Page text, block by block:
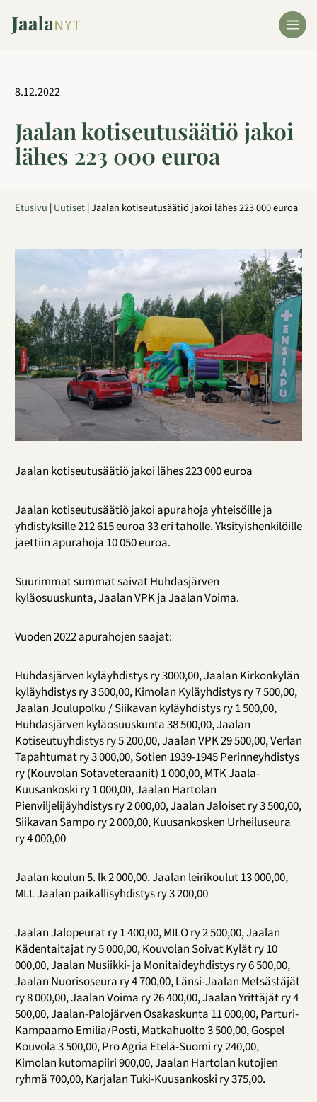
sisältöön
8.12.2022
Jaalan kotiseutusäätiö jakoi
lähes 223 000 euroa
Etusivu|Uutiset|Jaalan kotiseutusäätiö jakoi lähes 223 000 euroa
Jaalan kotiseutusäätiö jakoi lähes 223 000 euroa
Jaalan kotiseutusäätiö jakoi apurahoja yhteisöille ja
yhdistyksille 212 615 euroa 33 eri taholle. Yksityishenkilöille
jaettiin apurahoja 10 050 euroa.
Suurimmat summat saivat Huhdasjärven
kyläosuuskunta, Jaalan VPK ja Jaalan Voima.
Vuoden 2022 apurahojen saajat:
Huhdasjärven kyläyhdistys ry 3000,00, Jaalan Kirkonkylän
kyläyhdistys ry 3 500,00, Kimolan Kyläyhdistys ry 7 500,00,
Jaalan Joulupolku / Siikavan kyläyhdistys ry 1 500,00,
Huhdasjärven kyläosuuskunta 38 500,00, Jaalan
Kotiseutuyhdistys ry 5 200,00, Jaalan VPK 29 500,00, Verlan
Tapahtumat ry 3 000,00, Sotien 1939-1945 Perinneyhdistys
ry (Kouvolan Sotaveteraanit) 1 000,00, MTK Jaala-
Kuusankoski ry 1 000,00, Jaalan Hartolan
Pienviljelijäyhdistys ry 2 000,00, Jaalan Jaloiset ry 3 500,00,
Siikavan Sampo ry 2 000,00, Kuusankosken Urheiluseura
ry 4 000,00
Jaalan koulun 5. lk 2 000,00. Jaalan leirikoulut 13 000,00,
MLL Jaalan paikallisyhdistys ry 3 200,00
Jaalan Jalopeurat ry 1 400,00, MILO ry 2 500,00, Jaalan
Kädentaitajat ry 5 000,00, Kouvolan Soivat Kylät ry 10
000,00, Jaalan Musiikki- ja Monitaideyhdistys ry 6 500,00,
Jaalan Nuorisoseura ry 4 700,00, Länsi-Jaalan Metsästäjät
ry 8 000,00, Jaalan Voima ry 26 400,00, Jaalan Yrittäjät ry 4
500,00, Jaalan-Palojärven Osakaskunta 11 000,00, Parturi-
Kampaamo Emilia/Posti, Matkahuolto 3 500,00, Gospel
Kouvola 3 500,00, Pro Agria Etelä-Suomi ry 240,00,
Kimolan kutomapiiri 900,00, Jaalan Hartolan kutojien
ryhmä 700,00, Karjalan Tuki-Kuusankoski ry 375,00.